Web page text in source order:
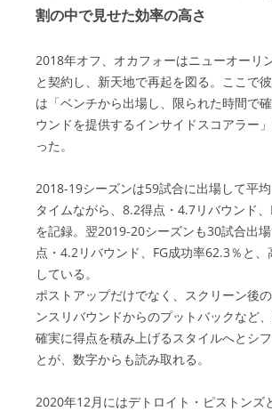
割の中で見せた効率の高さ
2018年オフ、オカフォーはニューオーリ
と契約し、新天地で再起を図る。ここで
は「ベンチから出場し、限られた時間で
ウンドを提供するインサイドスコアラー
った。
2018-19シーズンは59試合に出場して平
タイムながら、8.2得点・4.7リバウンド
を記録。翌2019-20シーズンも30試合出
点・4.2リバウンド、FG成功率62.3％と
している。
ポストアップだけでなく、スクリーン後
ンスリバウンドからのプットバックなど
確実に得点を積み上げるスタイルへとシ
とが、数字からも読み取れる。
2020年12月にはデトロイト・ピストンズ